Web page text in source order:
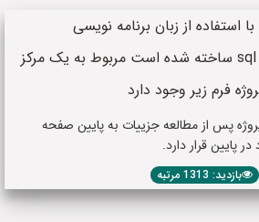
استفاده از زبان برنامه نویسی
asp.net، سی شارپ و sql ساخته شده است مربوط به یک مرکز
فرم زیر وجود دارد
پس از مطالعه جزییات به پایین صفحه
پایین قرار دارد.
بازدید: 1313 مرتبه